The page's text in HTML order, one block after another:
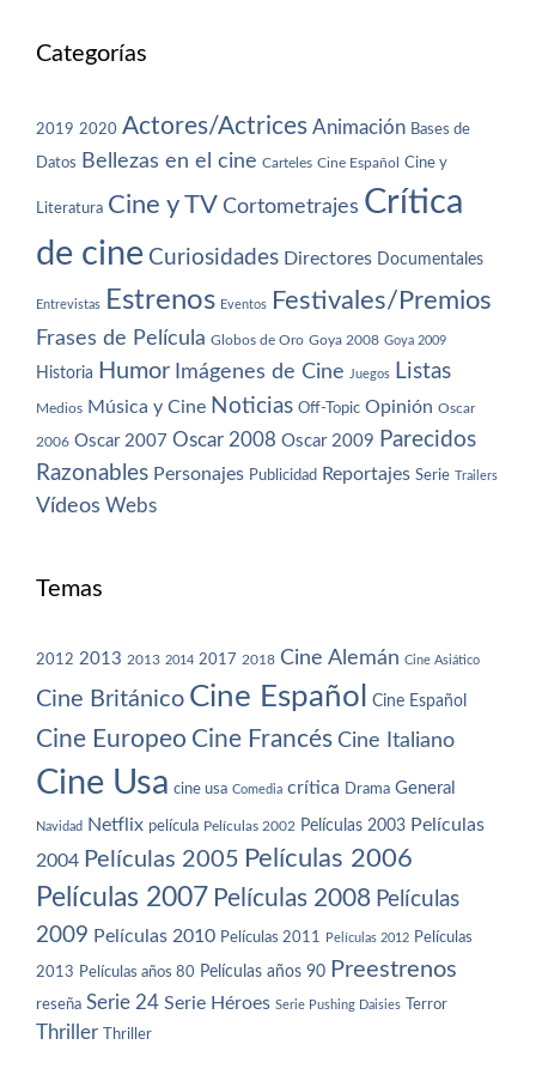
Categorías
2019 2020 Actores/Actrices Animación Bases de
Datos Bellezas en el cine Carteles Cine Español Cine y
Literatura Cine y TV Cortometrajes Crítica
de cine Curiosidades Directores Documentales
Entrevistas Estrenos Eventos Festivales/Premios
Frases de Película Globos de Oro Goya 2008 Goya 2009
Historia Humor Imágenes de Cine Juegos Listas
Medios Música y Cine Noticias Off-Topic Opinión Oscar
2006 Oscar 2007 Oscar 2008 Oscar 2009 Parecidos
Razonables Personajes Publicidad Reportajes Serie Trailers
Vídeos Webs
Temas
2012 2013 2013 2014 2017 2018 Cine Alemán Cine Asiático
Cine Británico Cine Español Cine Español
Cine Europeo Cine Francés Cine Italiano
Cine Usa cine usa Comedia crítica Drama General
Navidad Netflix película Películas 2002 Películas 2003 Películas
2004 Películas 2005 Películas 2006
Películas 2007 Películas 2008 Películas
2009 Películas 2010 Películas 2011 Películas 2012 Películas
2013 Películas años 80 Películas años 90 Preestrenos
reseña Serie 24 Serie Héroes Serie Pushing Daisies Terror
Thriller Thriller